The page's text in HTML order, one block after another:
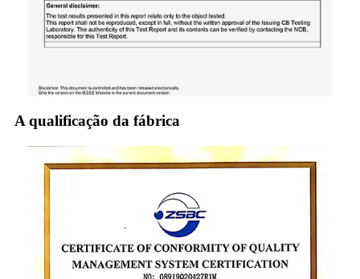
A qualificação da fábrica